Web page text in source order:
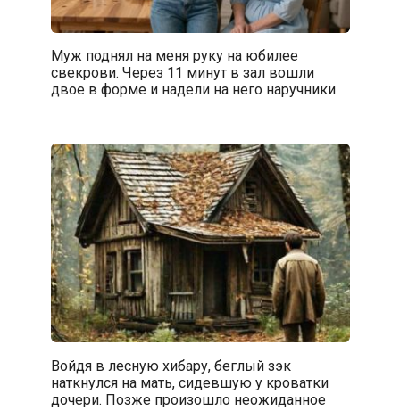
Муж поднял на меня руку на юбилее
свекрови. Через 11 минут в зал вошли
двое в форме и надели на него наручники
Войдя в лесную хибару, беглый зэк
наткнулся на мать, сидевшую у кроватки
дочери. Позже произошло неожиданное